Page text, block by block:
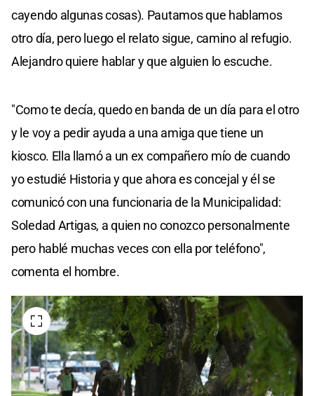
cayendo algunas cosas). Pautamos que hablamos
otro día, pero luego el relato sigue, camino al refugio.
Alejandro quiere hablar y que alguien lo escuche.
"Como te decía, quedo en banda de un día para el otro
y le voy a pedir ayuda a una amiga que tiene un
kiosco. Ella llamó a un ex compañero mío de cuando
yo estudié Historia y que ahora es concejal y él se
comunicó con una funcionaria de la Municipalidad:
Soledad Artigas, a quien no conozco personalmente
pero hablé muchas veces con ella por teléfono",
comenta el hombre.